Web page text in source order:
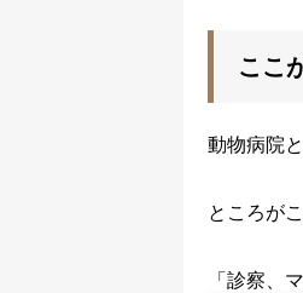
ここ
動物病院
ところが
「診察、